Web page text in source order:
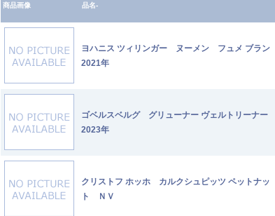
商品画像 品名-
ヨハニス ツィリンガー ヌーメン フュメ ブラン
2021年
ゴベルスベルグ グリューナー ヴェルトリーナー
2023年
クリストフ ホッホ カルクシュピッツ ペットナッ
ト ＮＶ